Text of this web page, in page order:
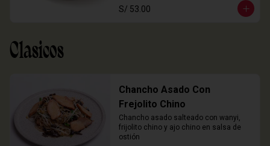
S/ 53.00
Clasicos
Chancho Asado Con
Frejolito Chino
Chancho asado salteado con wanyi,
frijolito chino y ajo chino en salsa de
ostión